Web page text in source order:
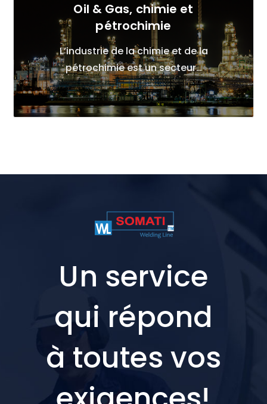
Oil & Gas, chimie et
pétrochimie
L’industrie de la chimie et de la
pétrochimie est un secteur…
Un service
qui répond
à toutes vos